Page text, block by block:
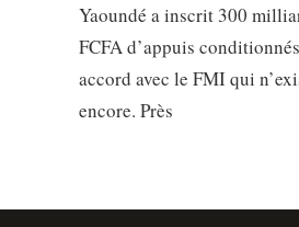
Yaoundé a inscrit 300
FCFA d’appuis
accord avec le FMI qui
encore. Près